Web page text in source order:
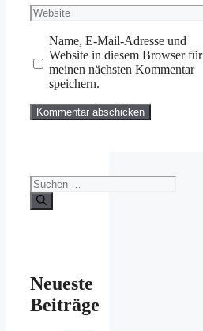
Adresse
Website
Name, E-Mail-Adresse und
Website in diesem Browser für
meinen nächsten Kommentar
speichern.
Suchen
nach:
Neueste
Beiträge